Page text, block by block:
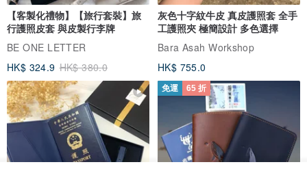
【客製化禮物】【旅行套裝】旅
行護照皮套 與皮製行李牌
BE ONE LETTER
HK$ 324.9 HK$ 380.0
灰色十字紋牛皮 真皮護照套 全手
工護照夾 極簡設計 多色選擇
Bara Asah Workshop
HK$ 755.0
免運 65 折